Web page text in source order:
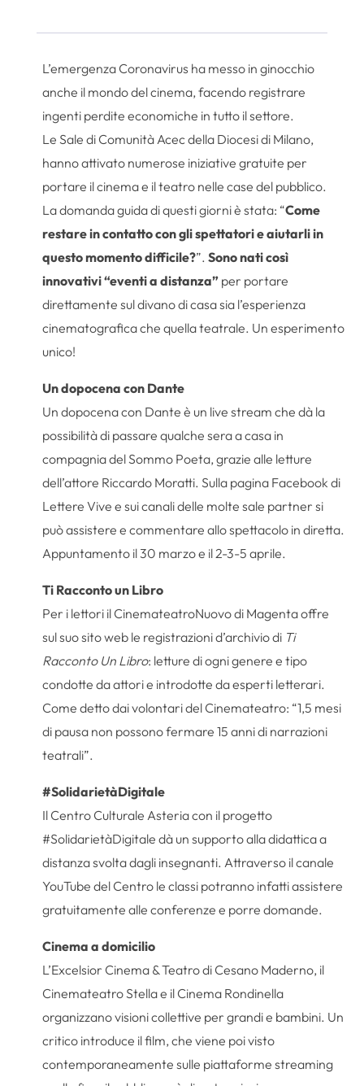
L’emergenza Coronavirus ha messo in ginocchio
anche il mondo del cinema, facendo registrare
ingenti perdite economiche in tutto il settore.
Le Sale di Comunità Acec della Diocesi di Milano,
hanno attivato numerose iniziative gratuite per
portare il cinema e il teatro nelle case del pubblico.
La domanda guida di questi giorni è stata: “Come
restare in contatto con gli spettatori e aiutarli in
questo momento difficile?”.Sono nati così
innovativi “eventi a distanza” per portare
direttamente sul divano di casa sia l’esperienza
cinematografica che quella teatrale. Un esperimento
unico!
Un dopocena con Dante
Un dopocena con Dante è un live stream che dà la
possibilità di passare qualche sera a casa in
compagnia del Sommo Poeta, grazie alle letture
dell’attore Riccardo Moratti. Sulla pagina Facebook di
Lettere Vive e sui canali delle molte sale partner si
può assistere e commentare allo spettacolo in diretta.
Appuntamento il 30 marzo e il 2-3-5 aprile.
Ti Racconto un Libro
Per i lettori il CinemateatroNuovo di Magenta offre
sul suo sito web le registrazioni d’archivio di Ti
Racconto Un Libro: letture di ogni genere e tipo
condotte da attori e introdotte da esperti letterari.
Come detto dai volontari del Cinemateatro: “1,5 mesi
di pausa non possono fermare 15 anni di narrazioni
teatrali”.
#SolidarietàDigitale
Il Centro Culturale Asteria con il progetto
#SolidarietàDigitale dà un supporto alla didattica a
distanza svolta dagli insegnanti. Attraverso il canale
YouTube del Centro le classi potranno infatti assistere
gratuitamente alle conferenze e porre domande.
Cinema a domicilio
L’Excelsior Cinema & Teatro di Cesano Maderno, il
Cinemateatro Stella e il Cinema Rondinella
organizzano visioni collettive per grandi e bambini. Un
critico introduce il film, che viene poi visto
contemporaneamente sulle piattaforme streaming